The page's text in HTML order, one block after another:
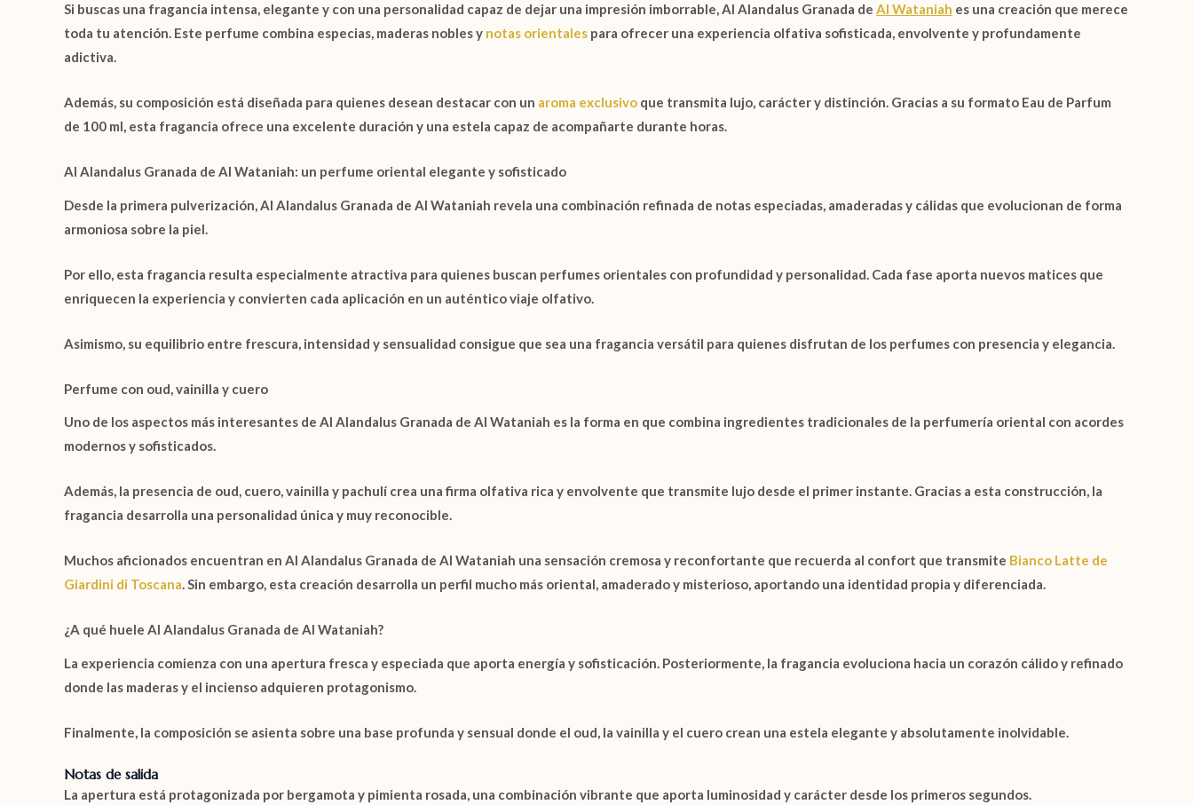
Si buscas una fragancia intensa, elegante y con una personalidad capaz de dejar una impresión imborrable,Al Alandalus Granada de Al Wataniah es una creación que merece
toda tu atención. Este perfume combina especias, maderas noblesy notas orientales para ofrecer una experiencia olfativa sofisticada, envolvente y profundamente
adictiva.
Además, su composición está diseñada para quienes desean destacar con un aroma exclusivo que transmita lujo, carácter y distinción. Gracias a su formato Eau de Parfum
de 100 ml, esta fragancia ofrece una excelente duración y una estela capaz de acompañarte durante horas.
Al Alandalus Granada de Al Wataniah: un perfume oriental elegante y sofisticado
Desde la primera pulverización, Al Alandalus Granada de Al Wataniah revela una combinación refinada de notas especiadas, amaderadas y cálidas que evolucionan de forma
armoniosa sobre la piel.
Por ello, esta fragancia resulta especialmente atractiva para quienes buscan perfumes orientales con profundidad y personalidad. Cada fase aporta nuevos matices que
enriquecen la experiencia y convierten cada aplicación en un auténtico viaje olfativo.
Asimismo, su equilibrio entre frescura, intensidad y sensualidad consigue que sea una fragancia versátil para quienes disfrutan de los perfumes con presencia y elegancia.
Perfume con oud, vainilla y cuero
Uno de los aspectos más interesantes de Al Alandalus Granada de Al Wataniah es la forma en que combina ingredientes tradicionales de la perfumería oriental con acordes
modernos y sofisticados.
Además, la presencia de oud, cuero, vainilla y pachulí crea una firma olfativa rica y envolvente que transmite lujo desde el primer instante. Gracias a esta construcción, la
fragancia desarrolla una personalidad única y muy reconocible.
Muchos aficionados encuentran en Al Alandalus Granada de Al Wataniah una sensación cremosa y reconfortante que recuerda al confort que transmite Bianco Latte de
Giardini di Toscana. Sin embargo, esta creación desarrolla un perfil mucho más oriental, amaderado y misterioso, aportando una identidad propia y diferenciada.
¿A qué huele Al Alandalus Granada de Al Wataniah?
La experiencia comienza con una apertura fresca y especiada que aporta energía y sofisticación. Posteriormente, la fragancia evoluciona hacia un corazón cálido y refinado
donde las maderas y el incienso adquieren protagonismo.
Finalmente, la composición se asienta sobre una base profunda y sensual donde el oud, la vainilla y el cuero crean una estela elegante y absolutamente inolvidable.
Notas de salida
La apertura está protagonizada por bergamota y pimienta rosada , una combinación vibrante que aporta luminosidad y carácter desde los primeros segundos.